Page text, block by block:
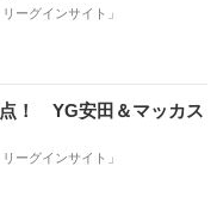
ーグインサイト」
！ YG安田＆マッカス
ーグインサイト」